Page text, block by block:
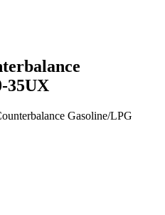
35UX
Gasoline/LPG